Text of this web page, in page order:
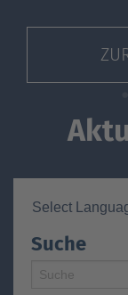
Select
Suche